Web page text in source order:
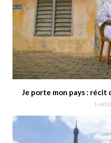
Je porte mon pays : récit
1